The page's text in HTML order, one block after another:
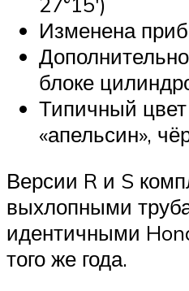
Изменена
блоке
Типичный
«апельсин»,
Версии R и S
выхлопными
идентичными
того же года.